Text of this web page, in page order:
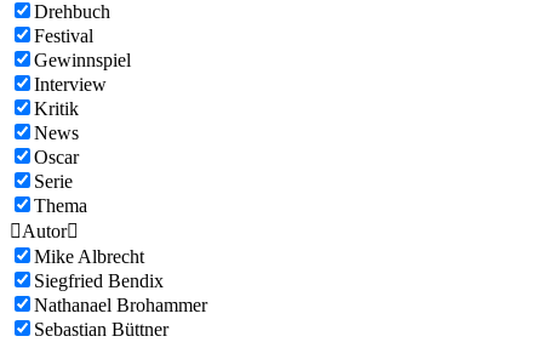
Drehbuch
Festival
Gewinnspiel
Interview
Kritik
News
Oscar
Serie
Thema
Autor
Mike Albrecht
Siegfried Bendix
Nathanael Brohammer
Sebastian Büttner